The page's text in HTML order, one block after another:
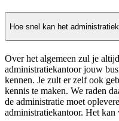
Hoe snel kan het
Over het algemeen zul je
administratiekantoor jouw
kennen. Je zult er zelf ook
kennis te maken. We raden
de administratie moet
administratiekantoor. Het